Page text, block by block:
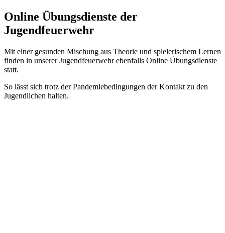
Online Übungsdienste der
Jugendfeuerwehr
Mit einer gesunden Mischung aus Theorie und spielerischem Lernen
finden in unserer Jugendfeuerwehr ebenfalls Online Übungsdienste
statt.
So lässt sich trotz der Pandemiebedingungen der Kontakt zu den
Jugendlichen halten.